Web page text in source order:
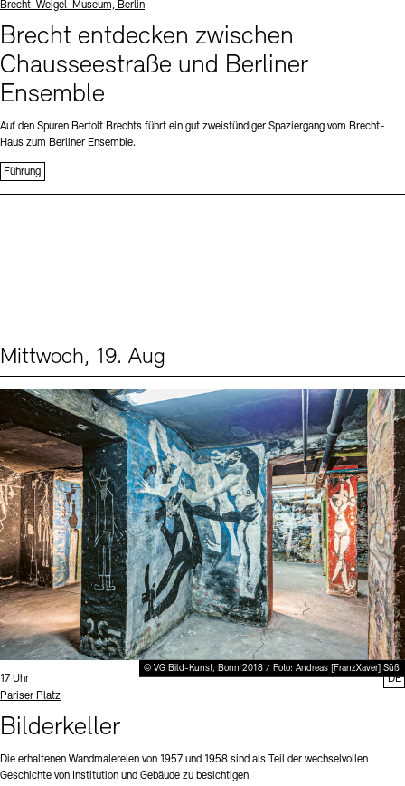
Standort
Brecht-Weigel-Museum, Berlin
Brecht entdecken zwischen
Chausseestraße und Berliner
Ensemble
Auf den Spuren Bertolt Brechts führt ein gut zweistündiger Spaziergang vom Brecht-
Haus zum Berliner Ensemble.
Führung
Mittwoch, 19. Aug
© VG Bild-Kunst, Bonn 2018 / Foto: Andreas [FranzXaver] Süß
Uhrzeit:
17 Uhr
Standort
Pariser Platz
Bilderkeller
Die erhaltenen Wandmalereien von 1957 und 1958 sind als Teil der wechselvollen
Geschichte von Institution und Gebäude zu besichtigen.
DE